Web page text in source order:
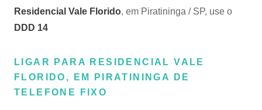
Residencial Vale Florido, em Piratininga / SP, use o
DDD 14
LIGAR PARA RESIDENCIAL VALE
FLORIDO, EM PIRATININGA DE
TELEFONE FIXO